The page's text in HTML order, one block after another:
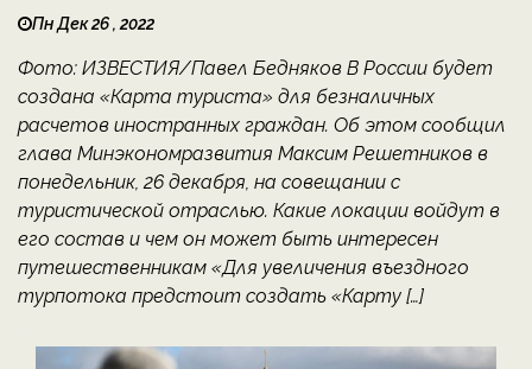
Пн Дек 26 , 2022
Фото: ИЗВЕСТИЯ/Павел Бедняков В России будет
создана «Карта туриста» для безналичных
расчетов иностранных граждан. Об этом сообщил
глава Минэкономразвития Максим Решетников в
понедельник, 26 декабря, на совещании с
туристической отраслью. Какие локации войдут в
его состав и чем он может быть интересен
путешественникам «Для увеличения въездного
турпотока предстоит создать «Карту […]